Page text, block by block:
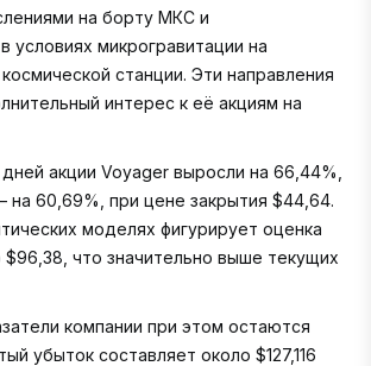
на борту МКС и
условиях микрогравитации на
станции. Эти направления
интерес к её акциям на
акции Voyager выросли на 66,44%,
на 60,69%, при цене закрытия $44,64.
моделях фигурирует оценка
что значительно выше текущих
компании при этом остаются
убыток составляет около $127,116